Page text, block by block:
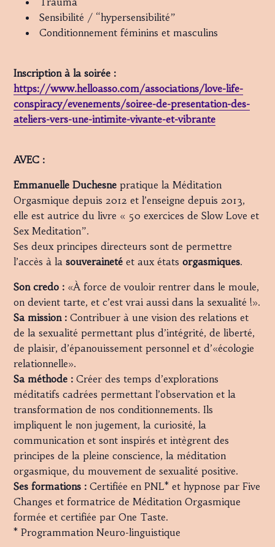
Sensibilité / “hypersensibilité”
Conditionnement féminins et masculins
Inscription à la soirée :
https://www.helloasso.com/associations/love-life-
conspiracy/evenements/soiree-de-presentation-des-
ateliers-vers-une-intimite-vivante-et-vibrante
AVEC :
Emmanuelle Duchesne pratique la Méditation
Orgasmique depuis 2012 et l’enseigne depuis 2013,
elle est autrice du livre « 50 exercices de Slow Love et
Sex Meditation”.
Ses deux principes directeurs sont de permettre
l’accès à lasouveraineté et aux étatsorgasmiques.
Son credo : «À force de vouloir rentrer dans le moule,
on devient tarte, et c’est vrai aussi dans la sexualité !».
Sa mission : Contribuer à une vision des relations et
de la sexualité permettant plus d’intégrité, de liberté,
de plaisir, d’épanouissement personnel et d’«écologie
relationnelle».
Sa méthode : Créer des temps d’explorations
méditatifs cadrées permettant l’observation et la
transformation de nos conditionnements. Ils
impliquent le non jugement, la curiosité, la
communication et sont inspirés et intègrent des
principes de la pleine conscience, la méditation
orgasmique, du mouvement de sexualité positive.
Ses formations : Certifiée en PNL* et hypnose par Five
Changes et formatrice de Méditation Orgasmique
formée et certifiée par One Taste.
* Programmation Neuro-linguistique